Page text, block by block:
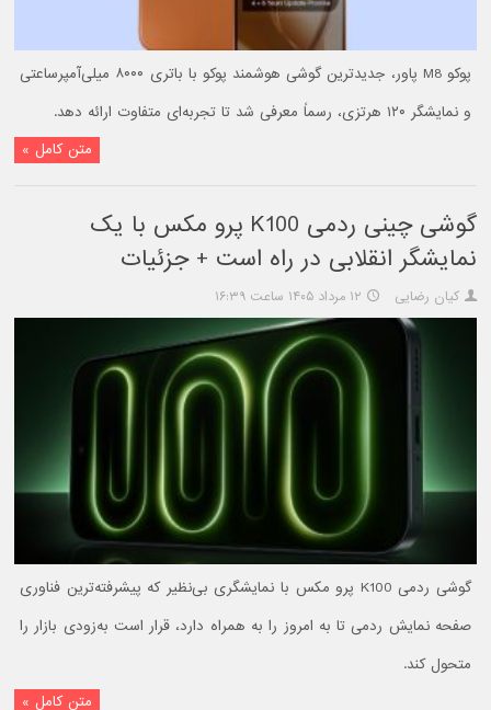
پوکو M8 پاور، جدیدترین گوشی هوشمند پوکو با باتری ۸۰۰۰ میلی‌آمپرساعتی
و نمایشگر ۱۲۰ هرتزی، رسماً معرفی شد تا تجربه‌ای متفاوت ارائه دهد.
متن کامل »
گوشی چینی ردمی K100 پرو مکس با یک
نمایشگر انقلابی در راه است + جزئیات
کیان رضایی ۱۲ مرداد ۱۴۰۵ ساعت ۱۶:۳۹
گوشی ردمی K100 پرو مکس با نمایشگری بی‌نظیر که پیشرفته‌ترین فناوری
صفحه نمایش ردمی تا به امروز را به همراه دارد، قرار است به‌زودی بازار را
متحول کند.
متن کامل »